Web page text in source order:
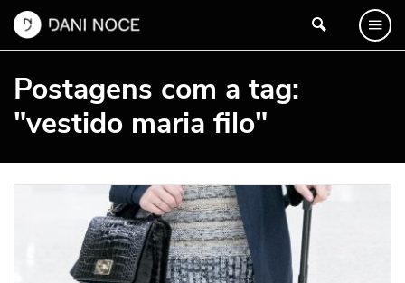
Postagens com a tag:
"vestido maria filo"